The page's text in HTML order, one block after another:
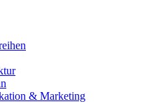
& Marketing